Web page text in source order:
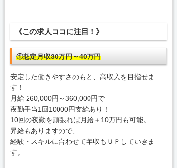
《この求人ココに注目！》
①想定月収30万円～40万円
安定した働きやすさのもと、高収入を目指せま
す！
月給 260,000円～360,000円で
夜勤手当1回10000円支給あり！
10回の夜勤を頑張れば月給＋10万円も可能。
昇給もありますので、
経験・スキルに合わせて年収もＵＰしていきま
す。